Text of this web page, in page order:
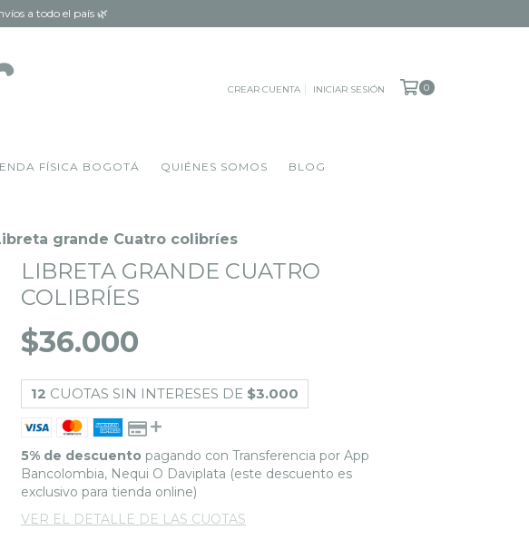
a todo el país 🌿
CREAR CUENTA INICIAR SESIÓN 0
FÍSICA BOGOTÁ QUIÉNES SOMOS BLOG
grande Cuatro colibríes
LIBRETA GRANDE CUATRO
COLIBRÍES
$36.000
12 CUOTAS SIN INTERESES DE $3.000
5% de descuento pagando con Transferencia por App
Bancolombia, Nequi O Daviplata (este descuento es
exclusivo para tienda online)
VER EL DETALLE DE LAS CUOTAS